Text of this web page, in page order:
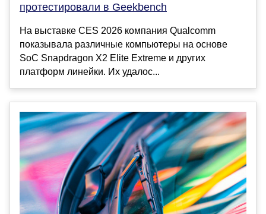
протестировали в Geekbench
На выставке CES 2026 компания Qualcomm
показывала различные компьютеры на основе
SoC Snapdragon X2 Elite Extreme и других
платформ линейки. Их удалос...